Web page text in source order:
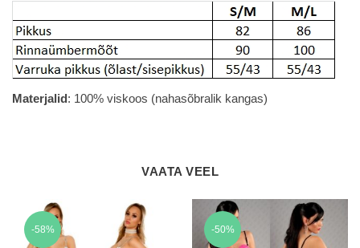
Materjalid: 100% viskoos (nahasõbralik kangas)
VAATA VEEL
-58% -50%